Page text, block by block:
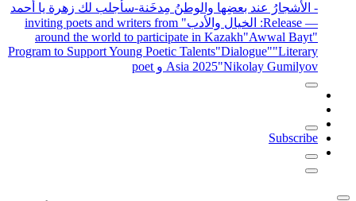
- الأشجارُ عند بعضِها والوطنُ مِدخَنة-سأجلب لك زهرة يا أحمد
— Release
: الخيال والأدب
" inviting poets and writers from
around the world to participate in Kazakh"Awwal Bayt"
Program to Support Young Poetic Talents"Dialogue""Literary
Asia 2025"Nikolay Gumilyov و poet
Subscribe